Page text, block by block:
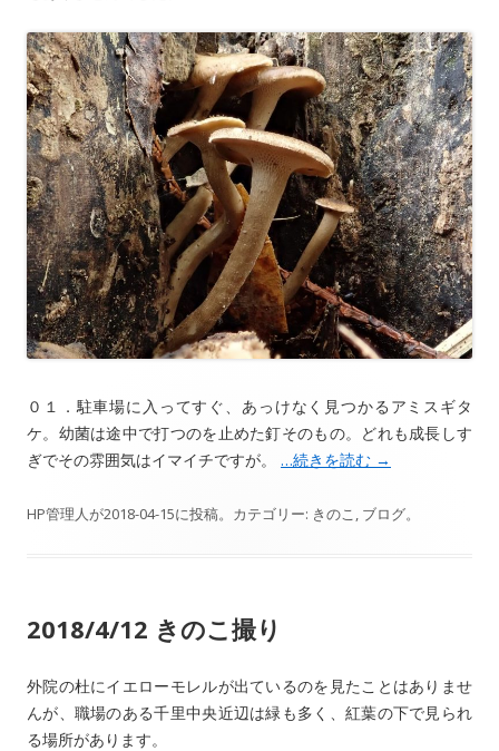
０１．駐車場に入ってすぐ、あっけなく見つかるアミスギタ
ケ。幼菌は途中で打つのを止めた釘そのもの。どれも成長しす
ぎでその雰囲気はイマイチですが。 …続きを読む →
HP管理人が2018-04-15に投稿。カテゴリー: きのこ , ブログ。
2018/4/12 きのこ撮り
外院の杜にイエローモレルが出ているのを見たことはありませ
んが、職場のある千里中央近辺は緑も多く、紅葉の下で見られ
る場所があります。